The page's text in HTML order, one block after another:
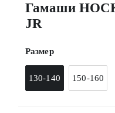
Гамаши
JR
Размер
130-140 150-160